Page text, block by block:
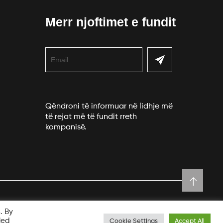
Merr njoftimet e fundit
Qëndroni të informuar në lidhje më
të rejat më të fundit rreth
kompanisë.
By
Cookie Settings Accept All